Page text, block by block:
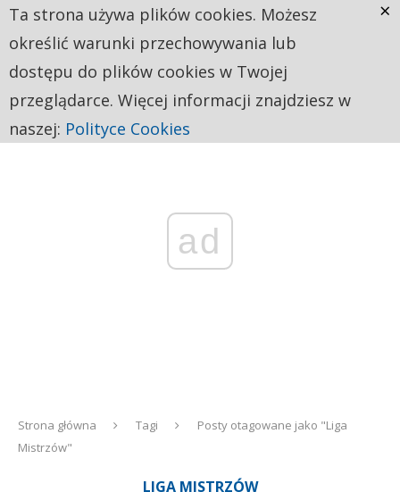
ad
Strona główna Tagi
Posty otagowane jako "Liga
Mistrzów"
LIGA MISTRZÓW
Ta strona używa plików cookies. Możesz
określić warunki przechowywania lub
dostępu do plików cookies w Twojej
przeglądarce. Więcej informacji znajdziesz w
naszej: Polityce Cookies
×